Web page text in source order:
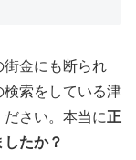
街金にも断られ
索をしている津
さい。本当に正
たか？